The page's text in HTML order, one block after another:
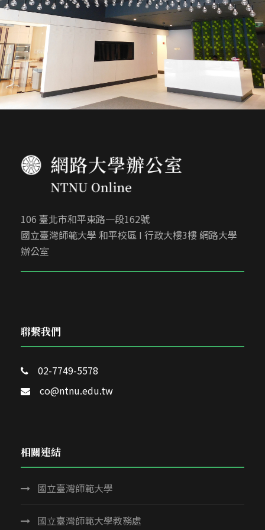
106 臺北市和平東路一段162號
國立臺灣師範大學 和平校區 I 行政大樓3樓 網路大學
辦公室
聯繫我們
02-7749-5578
co@ntnu.edu.tw
相關連結
國立臺灣師範大學
國立臺灣師範大學教務處